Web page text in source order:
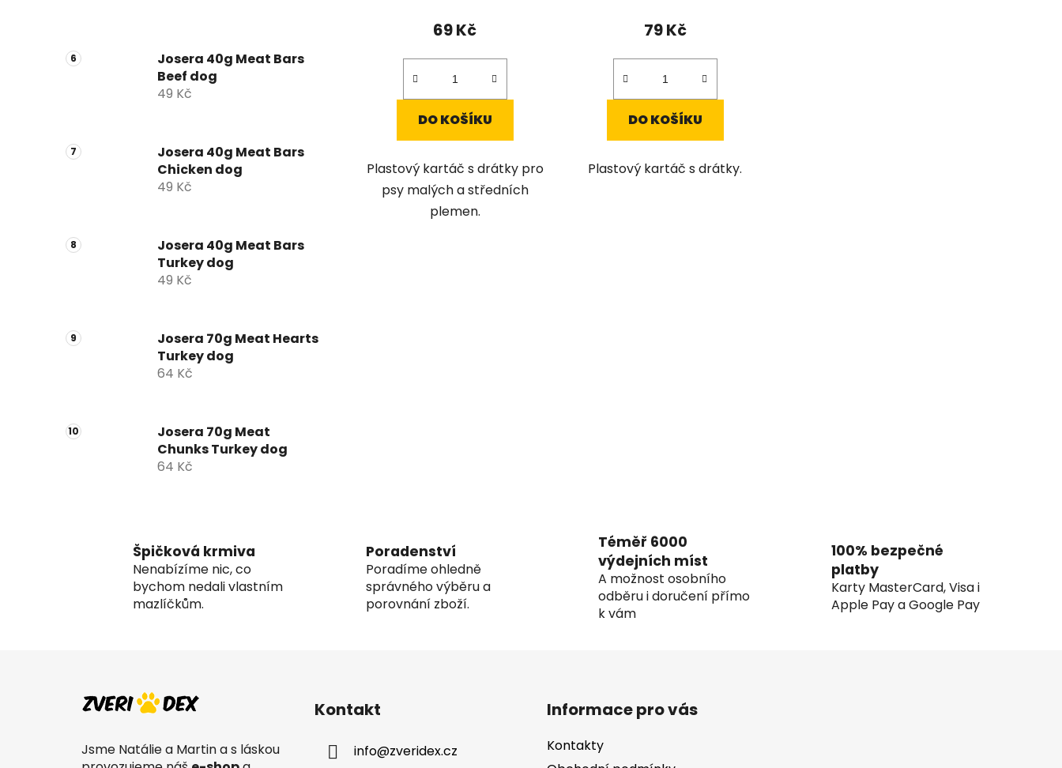
Josera 40g Meat Bars
Beef dog
49 Kč
Josera 40g Meat Bars
Chicken dog
49 Kč
Josera 40g Meat Bars
Turkey dog
49 Kč
Josera 70g Meat Hearts
Turkey dog
64 Kč
Josera 70g Meat
Chunks Turkey dog
64 Kč
69 Kč
DO KOŠÍKU
Plastový kartáč s drátky pro
psy malých a středních
plemen.
79 Kč
DO KOŠÍKU
Plastový kartáč s drátky.
i
s
u
Špičková krmiva
Nenabízíme nic, co
bychom nedali vlastním
mazlíčkům.
Poradenství
Poradíme ohledně
správného výběru a
porovnání zboží.
Téměř 6000
výdejních míst
A možnost osobního
odběru i doručení přímo
k vám
100% bezpečné
platby
Karty MasterCard, Visa i
Apple Pay a Google Pay
Jsme Natálie a Martin a s láskou
Kontakt
info@zveridex.cz
Informace pro vás
Kontakty